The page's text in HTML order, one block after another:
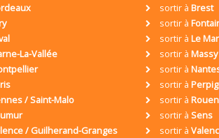
sortir à Brest
sortir à
sortir à Le
La-Vallée sortir à Massy
sortir à
sortir à
/ Saint-Malo sortir à Rouen
sortir à Sens
/ Guilherand-Granges sortir à